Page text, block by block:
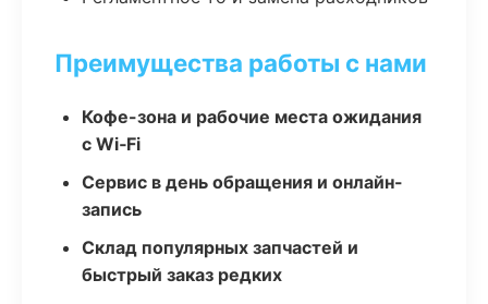
Преимущества работы с нами
Кофе-зона и рабочие места ожидания
с Wi‑Fi
Сервис в день обращения и онлайн-
запись
Склад популярных запчастей и
быстрый заказ редких